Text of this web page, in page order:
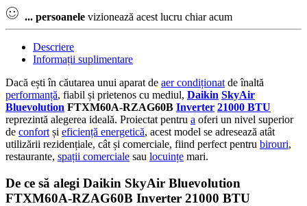
... persoanele vizionează acest lucru chiar acum
Descriere
Informații suplimentare
Dacă ești în căutarea unui aparat de aer condiționat de înaltă
performanță, fiabil și prietenos cu mediul, Daikin SkyAir
Bluevolution FTXM60A-RZAG60B Inverter 21000 BTU
reprezintă alegerea ideală. Proiectat pentru a oferi un nivel superior
de confort și eficiență energetică, acest model se adresează atât
utilizării rezidențiale, cât și comerciale, fiind perfect pentru birouri,
restaurante, spații comerciale sau locuințe mari.
De ce să alegi Daikin SkyAir Bluevolution
FTXM60A-RZAG60B Inverter 21000 BTU